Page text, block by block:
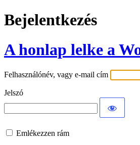
Bejelentkezés
A honlap lelke a
Felhasználónév, vagy e-mail cím
Jelszó
Emlékezzen rám